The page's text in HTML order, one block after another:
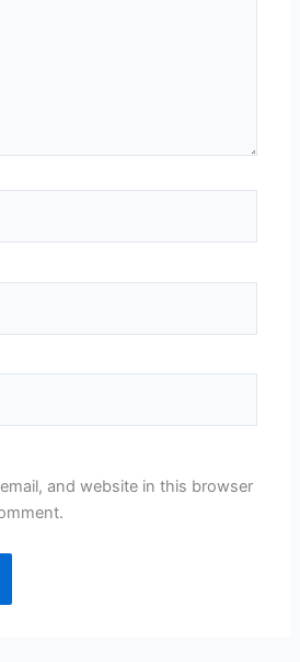
and website in this browser